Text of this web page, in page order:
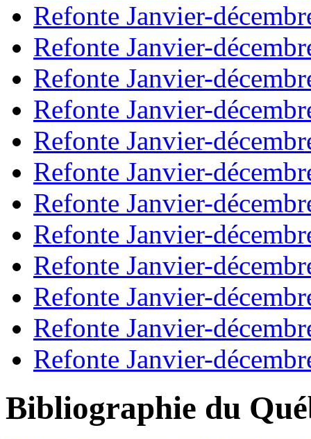
Refonte Janvier-
Refonte Janvier-
Refonte Janvier-
Refonte Janvier-
Refonte Janvier-
Refonte Janvier-
Refonte Janvier-
Refonte Janvier-
Refonte Janvier-
Refonte Janvier-
Refonte Janvier-
Refonte Janvier-
Bibliographie du